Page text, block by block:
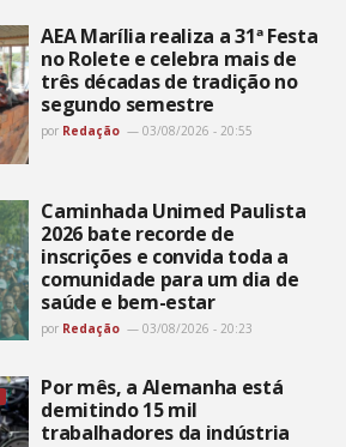
AEA Marília realiza a 31ª Festa
no Rolete e celebra mais de
três décadas de tradição no
segundo semestre
por Redação 03/08/2026 - 20:55
Caminhada Unimed Paulista
2026 bate recorde de
inscrições e convida toda a
comunidade para um dia de
saúde e bem-estar
por Redação 03/08/2026 - 20:23
Por mês, a Alemanha está
demitindo 15 mil
trabalhadores da indústria